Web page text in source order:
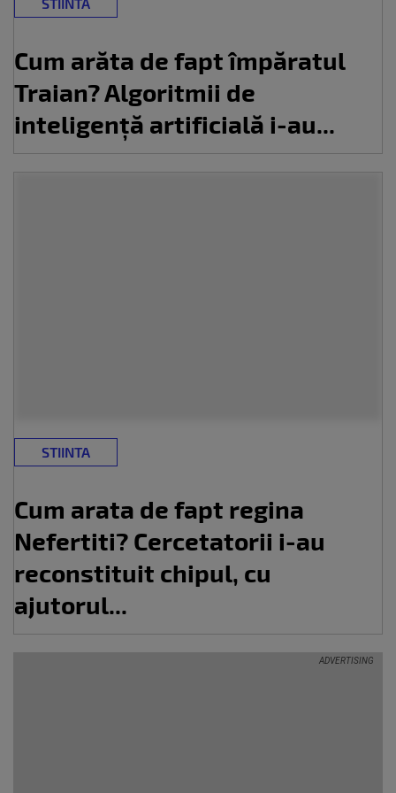
STIINTA
Cum arăta de fapt împăratul
Traian? Algoritmii de
inteligență artificială i-au...
STIINTA
Cum arata de fapt regina
Nefertiti? Cercetatorii i-au
reconstituit chipul, cu
ajutorul...